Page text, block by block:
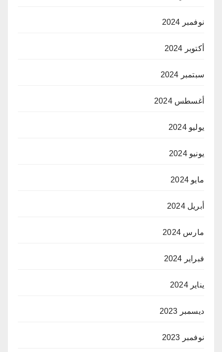
نوفمبر 2024
أكتوبر 2024
سبتمبر 2024
أغسطس 2024
يوليو 2024
يونيو 2024
مايو 2024
أبريل 2024
مارس 2024
فبراير 2024
يناير 2024
ديسمبر 2023
نوفمبر 2023